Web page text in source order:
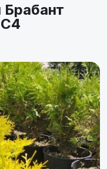
Брабант